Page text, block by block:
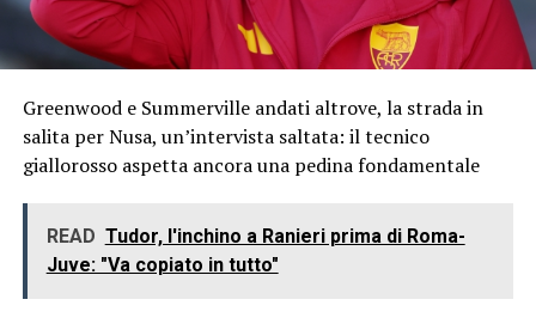
Greenwood e Summerville andati altrove, la strada in
salita per Nusa, un’intervista saltata: il tecnico
giallorosso aspetta ancora una pedina fondamentale
READ Tudor, l'inchino a Ranieri prima di Roma-
Juve: "Va copiato in tutto"